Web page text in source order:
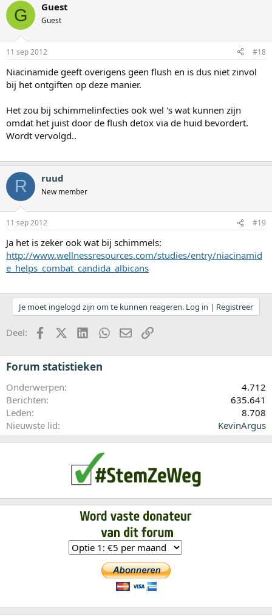
G Guest
Guest
11 sep 2012 #18
Niacinamide geeft overigens geen flush en is dus niet zinvol
bij het ontgiften op deze manier.
Het zou bij schimmelinfecties ook wel 's wat kunnen zijn
omdat het juist door de flush detox via de huid bevordert.
Wordt vervolgd..
R ruud
New member
11 sep 2012 #19
Ja het is zeker ook wat bij schimmels:
http://www.wellnessresources.com/studies/entry/niacinamid
e_helps_combat_candida_albicans
Je moet ingelogd zijn om te kunnen reageren. Log in | Registreer
Deel: FacebookX (Twitter)LinkedInWhatsApp
E-mailkoppeling
Forum statistieken
Onderwerpen
4.712
Berichten
635.641
Leden
8.708
Nieuwste lid
KevinArgus